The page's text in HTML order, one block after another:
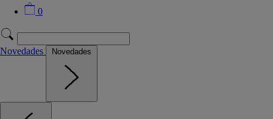
0
Novedades Novedades